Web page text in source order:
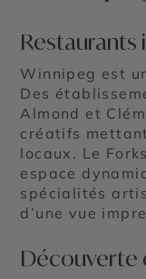
Winnipeg est
Des
Almond et
créatifs
locaux. Le
espace
spécialités
d’une vue
Découverte